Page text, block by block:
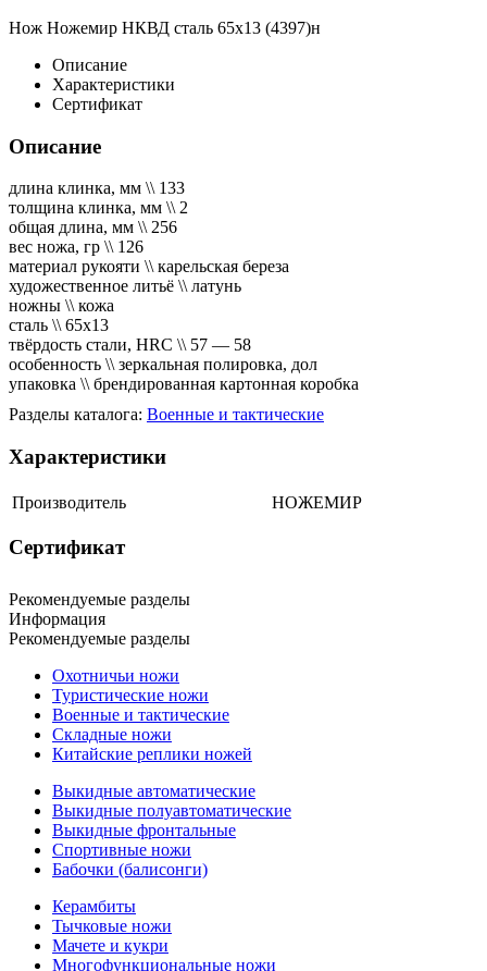
Нож Ножемир НКВД сталь 65х13 (4397)н
Описание
Характеристики
Сертификат
Описание
длина клинка, мм \\ 133
толщина клинка, мм \\ 2
общая длина, мм \\ 256
вес ножа, гр \\ 126
материал рукояти \\ карельская береза
художественное литьё \\ латунь
ножны \\ кожа
сталь \\ 65х13
твёрдость стали, HRC \\ 57 — 58
особенность \\ зеркальная полировка, дол
упаковка \\ брендированная картонная коробка
Разделы каталога: Военные и тактические
Характеристики
Производитель НОЖЕМИР
Сертификат
Рекомендуемые разделы
Информация
Рекомендуемые разделы
Охотничьи ножи
Туристические ножи
Военные и тактические
Складные ножи
Китайские реплики ножей
Выкидные автоматические
Выкидные полуавтоматические
Выкидные фронтальные
Спортивные ножи
Бабочки (балисонги)
Керамбиты
Тычковые ножи
Мачете и кукри
Многофункциональные ножи